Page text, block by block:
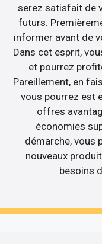
serez satisfait de
futurs.
informer avant de
Dans cet esprit,
et pourrez
Pareillement, en
vous pourrez est
offres
économies
démarche, vous
nouveaux
besoins